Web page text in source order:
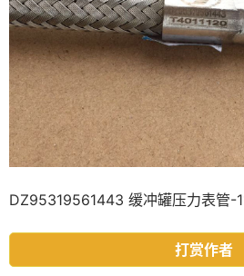
DZ95319561443 缓冲罐压力表管-
打赏作者